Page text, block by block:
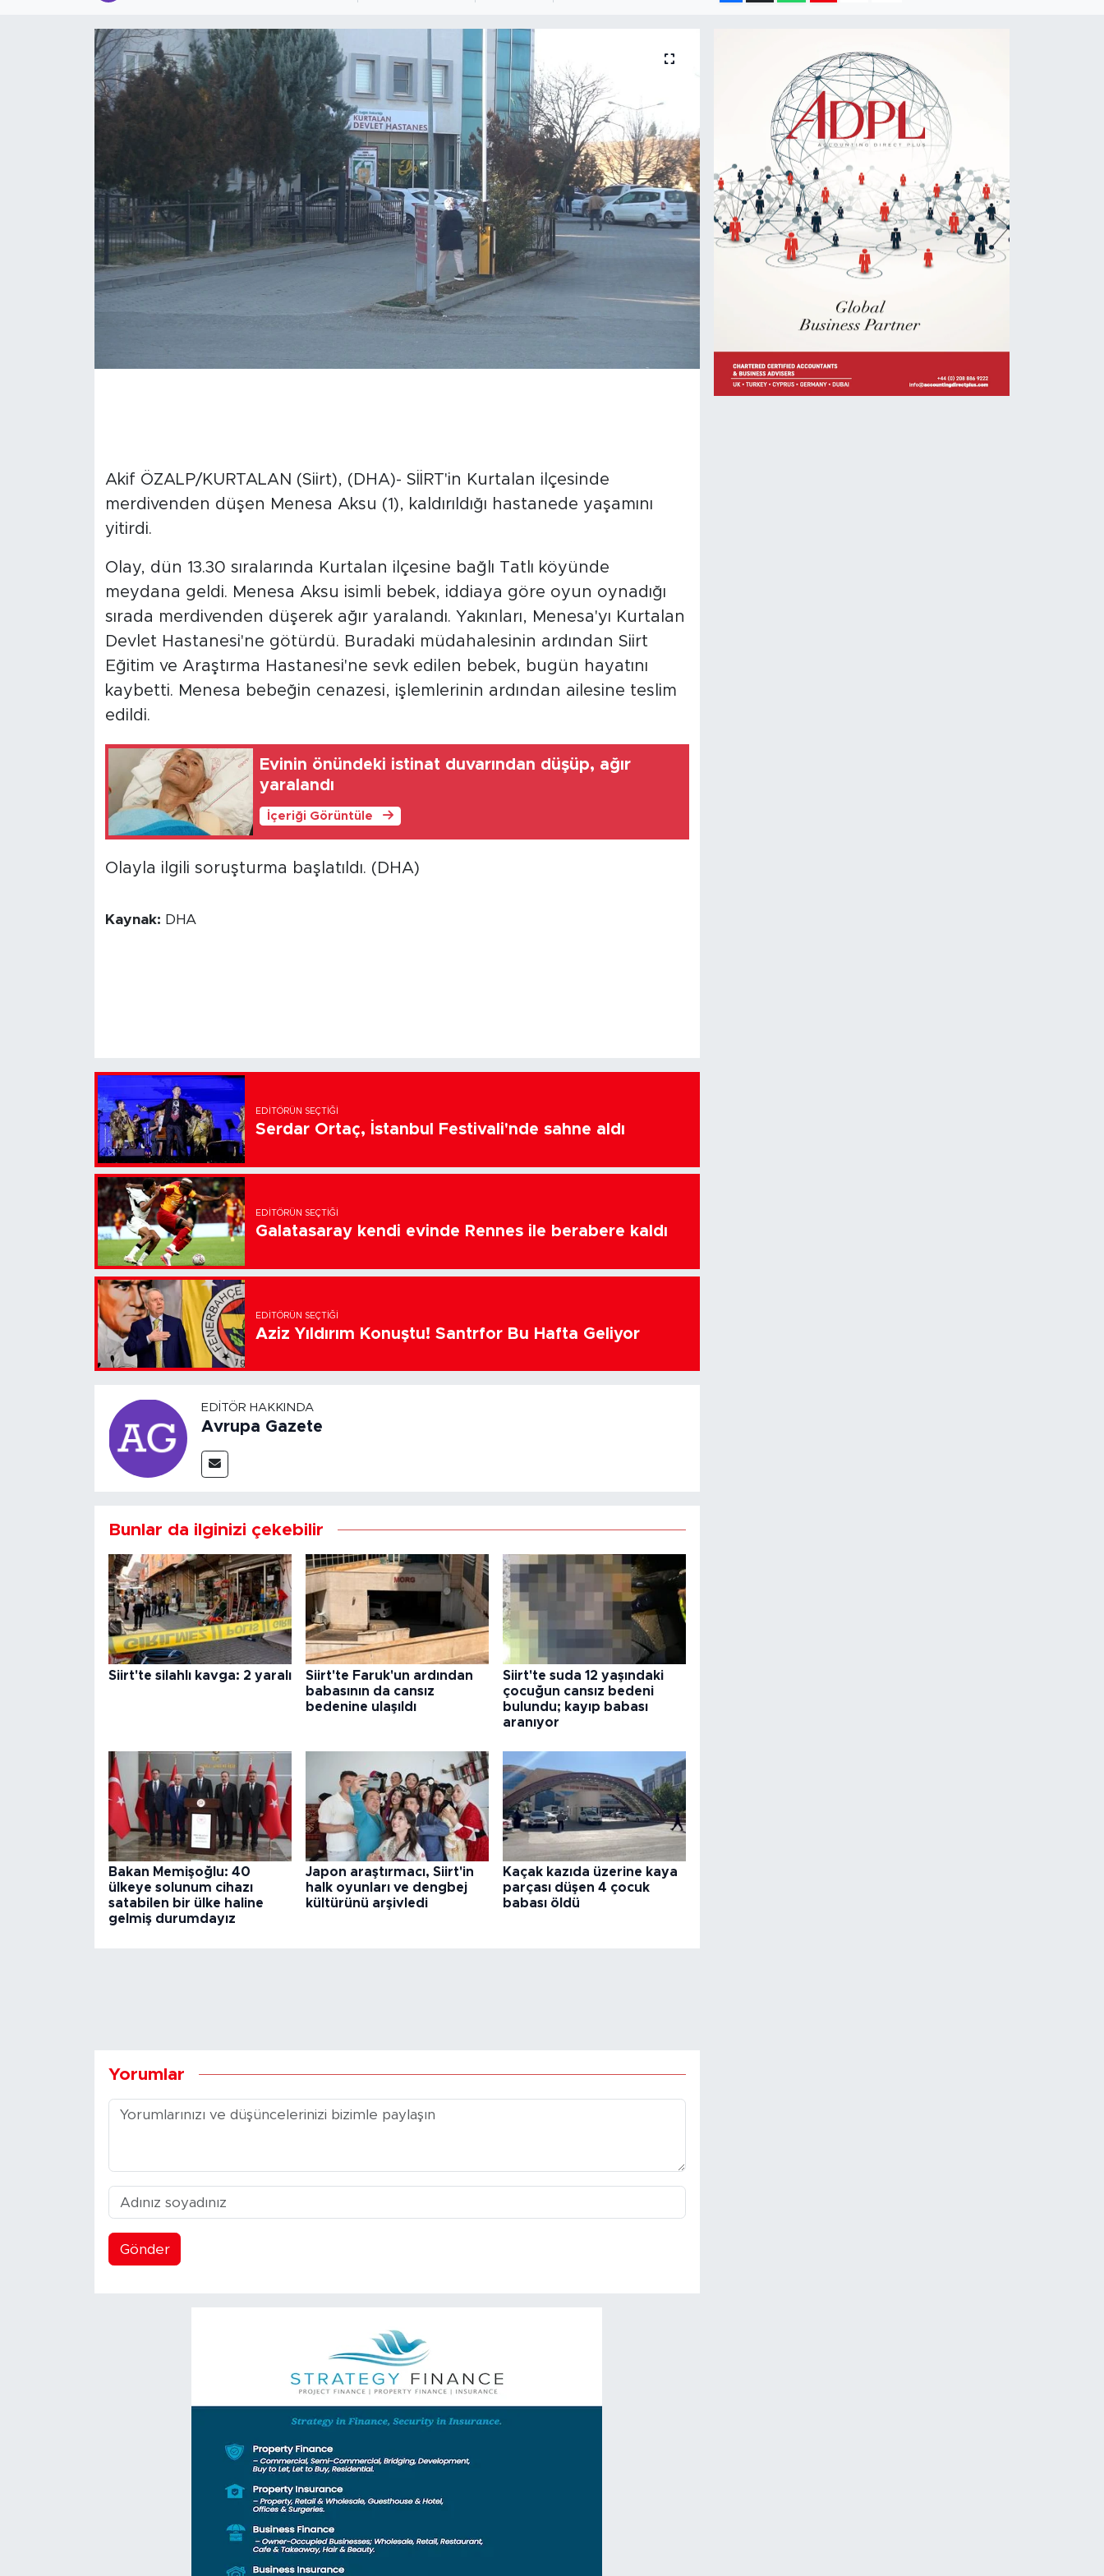
Akif ÖZALP/KURTALAN (Siirt), (DHA)- SİİRT'in Kurtalan ilçesinde
merdivenden düşen Menesa Aksu (1), kaldırıldığı hastanede yaşamını
yitirdi.
Olay, dün 13.30 sıralarında Kurtalan ilçesine bağlı Tatlı köyünde
meydana geldi. Menesa Aksu isimli bebek, iddiaya göre oyun oynadığı
sırada merdivenden düşerek ağır yaralandı. Yakınları, Menesa'yı Kurtalan
Devlet Hastanesi'ne götürdü. Buradaki müdahalesinin ardından Siirt
Eğitim ve Araştırma Hastanesi'ne sevk edilen bebek, bugün hayatını
kaybetti. Menesa bebeğin cenazesi, işlemlerinin ardından ailesine teslim
edildi.
Evinin önündeki istinat duvarından düşüp, ağır
yaralandı
İçeriği Görüntüle
Olayla ilgili soruşturma başlatıldı. (DHA)
Kaynak: DHA
EDITÖRÜN SEÇTIĞI
Serdar Ortaç, İstanbul Festivali'nde sahne aldı
EDITÖRÜN SEÇTIĞI
Galatasaray kendi evinde Rennes ile berabere kaldı
EDITÖRÜN SEÇTIĞI
Aziz Yıldırım Konuştu! Santrfor Bu Hafta Geliyor
EDITÖR HAKKINDA
Avrupa Gazete
Bunlar da ilginizi çekebilir
Siirt'te silahlı kavga: 2 yaralı
Siirt'te Faruk'un ardından
babasının da cansız
bedenine ulaşıldı
Siirt'te suda 12 yaşındaki
çocuğun cansız bedeni
bulundu; kayıp babası
aranıyor
Bakan Memişoğlu: 40
ülkeye solunum cihazı
satabilen bir ülke haline
gelmiş durumdayız
Japon araştırmacı, Siirt'in
halk oyunları ve dengbej
kültürünü arşivledi
Kaçak kazıda üzerine kaya
parçası düşen 4 çocuk
babası öldü
Yorumlar
Gönder